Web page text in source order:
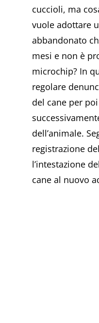
cuccioli, ma
vuole adottare
abbandonato
mesi e non è
microchip? In
regolare
del cane per
dell’animale.
registrazione
l’intestazione
cane al nuovo